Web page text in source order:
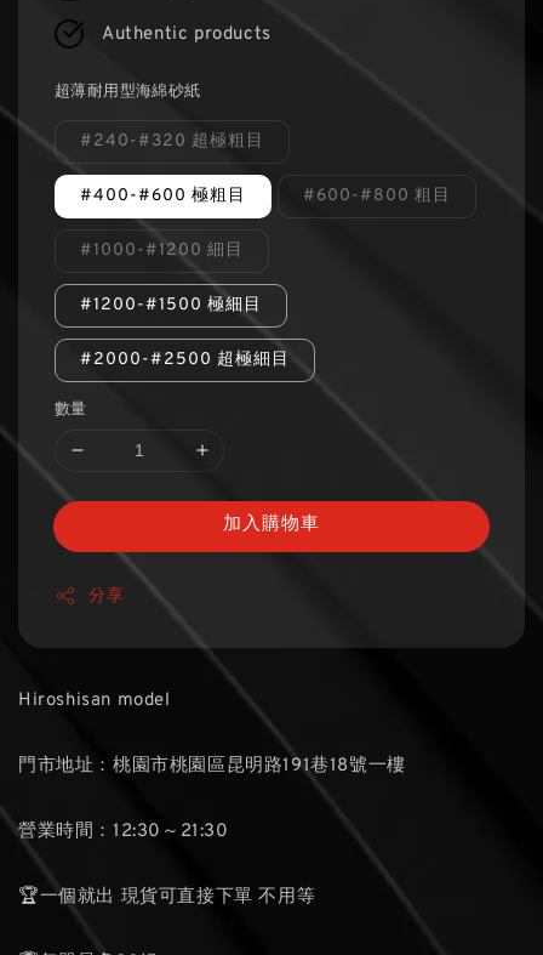
Authentic products
超薄耐用型海綿砂紙
#240-#320 超極粗目
#400-#600 極粗目 #600-#800 粗目
#1000-#1200 細目
#1200-#1500 極細目
#2000-#2500 超極細目
數量
加入購物車
分享
Hiroshisan model
門市地址：桃園市桃園區昆明路191巷18號一樓
營業時間：12:30～21:30
🏆一個就出 現貨可直接下單 不用等